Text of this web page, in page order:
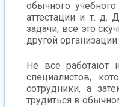
обычного
аттестации и т. д.
задачи, все это
другой организации.
Не все работают
специалистов,
сотрудники, а
трудиться в